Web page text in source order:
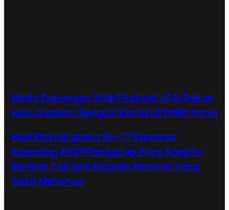
Minta Dukungan Wakil Rakyat, LPAI Rokan
Hulu Audiensi Dengan Komisi III DPRD Rohul
Hari Bhayangkara Ke-77 Kapolres
Kuansing AKBP Pangucap Priyo Soegito
Berikan Tali Asih Kepada Personil Yang
Sakit Menahun